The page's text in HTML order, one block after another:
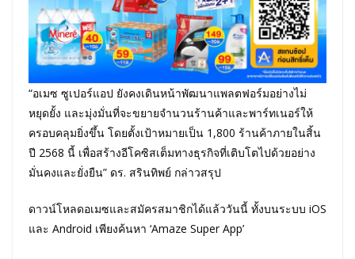
“อเมซ ซูเปอร์แอป ยังคงเดินหน้าพัฒนาแพลตฟอร์มอย่างไม่
หยุดยั้ง และมุ่งมั่นที่จะขยายจำนวนร้านค้าและพาร์ทเนอร์ให้
ครอบคลุมยิ่งขึ้น โดยตั้งเป้าหมายเป็น 1,800 ร้านค้าภายในสิ้น
ปี 2568 นี้ เพื่อสร้างอีโคซิสเต็มทางธุรกิจที่เติบโตไปด้วยอย่าง
มั่นคงและยั่งยืน” ดร. สรินทิพย์ กล่าวสรุป
ดาวน์โหลดอเมซและสมัครสมาชิกได้แล้ววันนี้ ทั้งบนระบบ iOS
​​และ Android เพียงค้นหา ‘Amaze Super App’​